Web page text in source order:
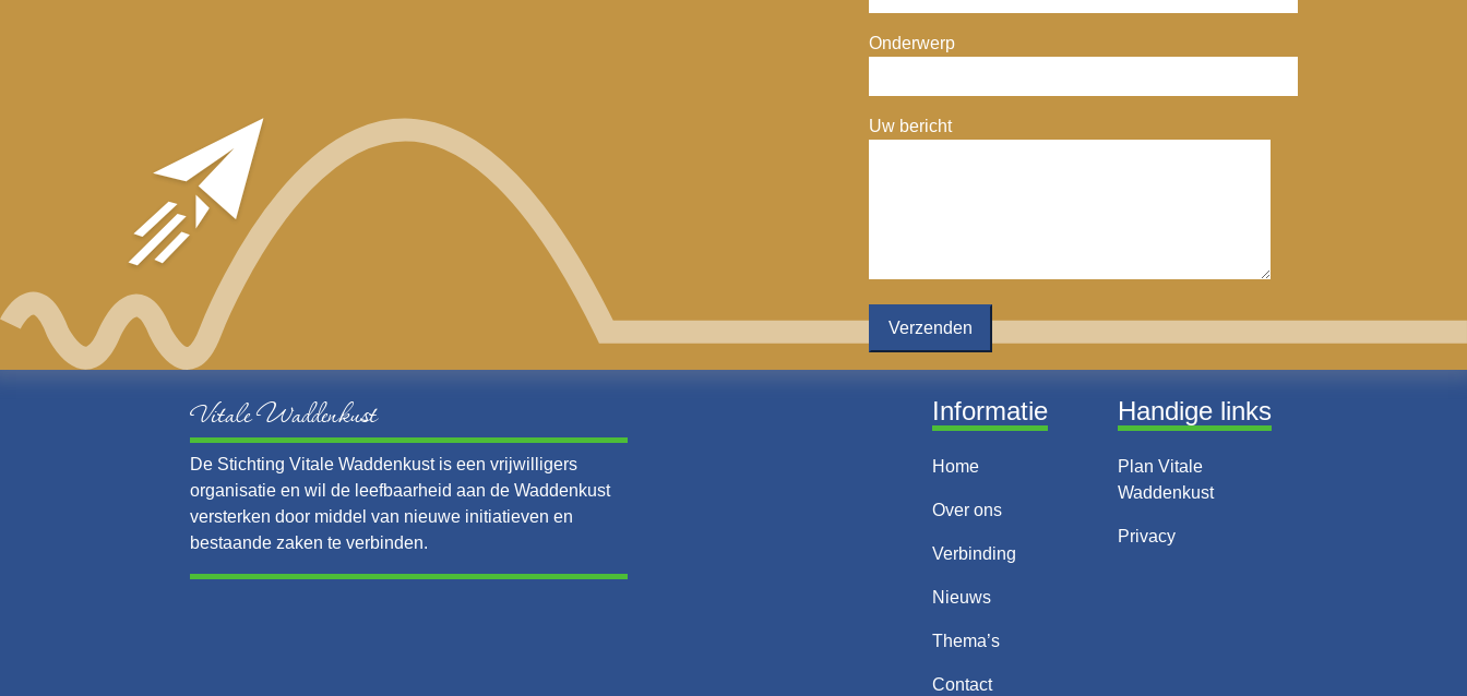
Onderwerp
Uw bericht
Vitale Waddenkust
De Stichting Vitale Waddenkust is een vrijwilligers
organisatie en wil de leefbaarheid aan de Waddenkust
versterken door middel van nieuwe initiatieven en
bestaande zaken te verbinden.
Informatie
Home
Over ons
Verbinding
Nieuws
Thema’s
Contact
Handige links
Plan Vitale
Waddenkust
Privacy